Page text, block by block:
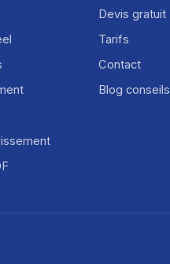
Devis gratuit
Tarifs
Contact
Blog conseils